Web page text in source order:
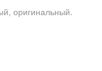
оригинальный.